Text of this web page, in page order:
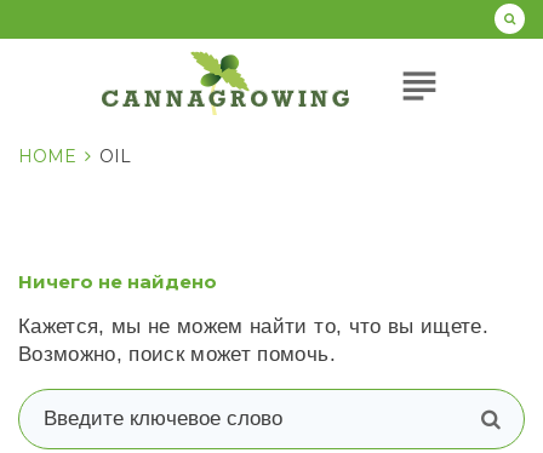
к
subject
HOME OIL
Ничего не найдено
Кажется, мы не можем найти то, что вы ищете.
Возможно, поиск может помочь.